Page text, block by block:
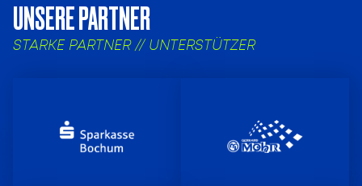
UNSERE PARTNER
STARKE PARTNER // UNTERSTÜTZER